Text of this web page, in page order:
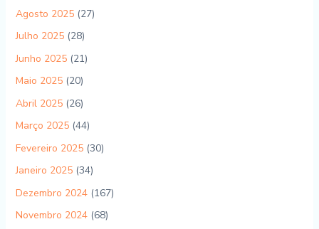
Agosto 2025(27)
Julho 2025(28)
Junho 2025(21)
Maio 2025(20)
Abril 2025(26)
Março 2025(44)
Fevereiro 2025(30)
Janeiro 2025(34)
Dezembro 2024(167)
Novembro 2024(68)